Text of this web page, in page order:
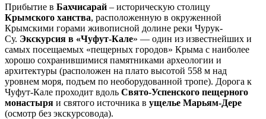
Прибытие в Бахчисарай – историческую столицу
Крымского ханства, расположенную в окруженной
Крымскими горами живописной долине реки Чурук-
Су. Экскурсия в «Чуфут-Кале» — один из известнейших и
самых посещаемых «пещерных городов» Крыма с наиболее
хорошо сохранившимися памятниками археологии и
архитектуры (расположен на плато высотой 558 м над
уровнем моря, подъем по необорудованной тропе). Дорога к
Чуфут-Кале проходит вдоль Свято-Успенского пещерного
монастыря и святого источника в ущелье Марьям-Дере
(осмотр без экскурсовода).